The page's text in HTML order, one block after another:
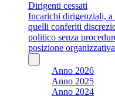
Dirigenti cessati
Incarichi dirigenziali,
quelli conferiti
politico senza
posizione
Anno 2026
Anno 2025
Anno 2024